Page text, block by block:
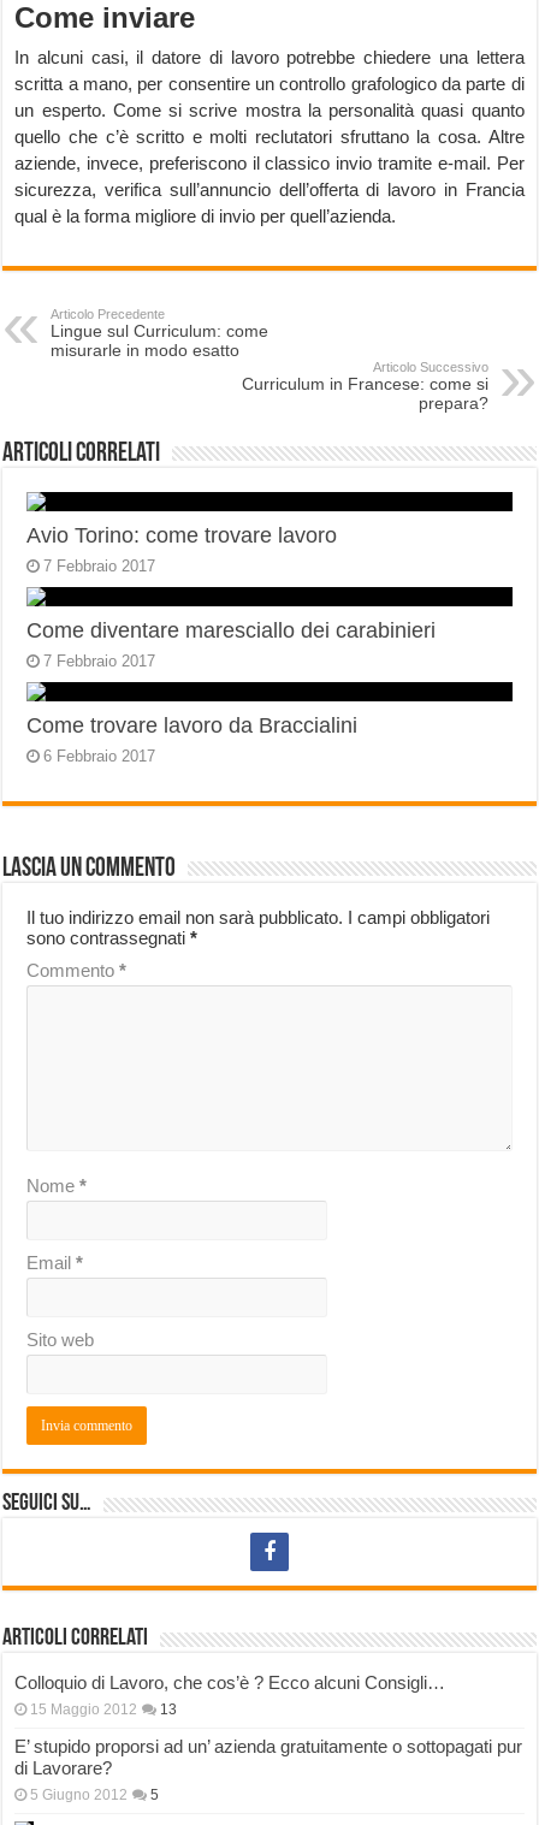
Come inviare
In alcuni casi, il datore di lavoro potrebbe chiedere una lettera
scritta a mano, per consentire un controllo grafologico da parte di
un esperto. Come si scrive mostra la personalità quasi quanto
quello che c’è scritto e molti reclutatori sfruttano la cosa. Altre
aziende, invece, preferiscono il classico invio tramite e-mail. Per
sicurezza, verifica sull’annuncio dell’offerta di lavoro in Francia
qual è la forma migliore di invio per quell’azienda.
Articolo Precedente
Lingue sul Curriculum: come
misurarle in modo esatto
Articolo Successivo
Curriculum in Francese: come si
prepara?
Articoli correlati
Avio Torino: come trovare lavoro
7 Febbraio 2017
Come diventare maresciallo dei carabinieri
7 Febbraio 2017
Come trovare lavoro da Braccialini
6 Febbraio 2017
Lascia un commento
Il tuo indirizzo email non sarà pubblicato. I campi obbligatori
sono contrassegnati*
Commento*
Nome*
Email*
Sito web
Seguici su…
Articoli correlati
Colloquio di Lavoro, che cos’è ? Ecco alcuni Consigli…
15 Maggio 2012 13
E’ stupido proporsi ad un’ azienda gratuitamente o sottopagati pur
di Lavorare?
5 Giugno 2012 5